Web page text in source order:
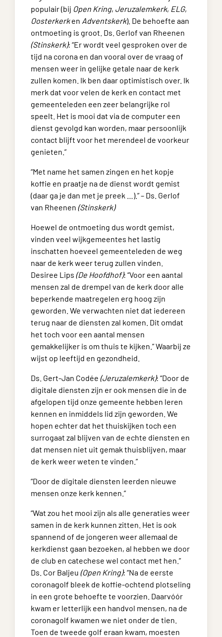
populair (bij Open Kring, Jeruzalemkerk, ELG,
Oosterkerken Adventskerk). De behoefte aan
ontmoeting is groot. Ds. Gerlof van Rheenen
(Stinskerk): “Er wordt veel gesproken over de
tijd na corona en dan vooral over de vraag of
mensen weer in gelijke getale naar de kerk
zullen komen. Ik ben daar optimistisch over. Ik
merk dat voor velen de kerk en contact met
gemeenteleden een zeer belangrijke rol
speelt. Het is mooi dat via de computer een
dienst gevolgd kan worden, maar persoonlijk
contact blijft voor het merendeel de voorkeur
genieten.”
“Met name het samen zingen en het kopje
koffie en praatje na de dienst wordt gemist
(daar ga je dan met je preek …).” – Ds. Gerlof
van Rheenen (Stinskerk)
Hoewel de ontmoeting dus wordt gemist,
vinden veel wijkgemeentes het lastig
inschatten hoeveel gemeenteleden de weg
naar de kerk weer terug zullen vinden.
Desiree Lips (De Hoofdhof): “Voor een aantal
mensen zal de drempel van de kerk door alle
beperkende maatregelen erg hoog zijn
geworden. We verwachten niet dat iedereen
terug naar de diensten zal komen. Dit omdat
het toch voor een aantal mensen
gemakkelijker is om thuis te kijken.” Waarbij ze
wijst op leeftijd en gezondheid.
Ds. Gert-Jan Codée (Jeruzalemkerk): “Door de
digitale diensten zijn er ook mensen die in de
afgelopen tijd onze gemeente hebben leren
kennen en inmiddels lid zijn geworden. We
hopen echter dat het thuiskijken toch een
surrogaat zal blijven van de echte diensten en
dat mensen niet uit gemak thuisblijven, maar
de kerk weer weten te vinden.”
“Door de digitale diensten leerden nieuwe
mensen onze kerk kennen.”
“Wat zou het mooi zijn als alle generaties weer
samen in de kerk kunnen zitten. Het is ook
spannend of de jongeren weer allemaal de
kerkdienst gaan bezoeken, al hebben we door
de club en catechese wel contact met hen.”
Ds. Cor Baljeu (Open Kring): “Na de eerste
coronagolf bleek de koffie-ochtend plotseling
in een grote behoefte te voorzien. Daarvóór
kwam er letterlijk een handvol mensen, na de
coronagolf kwamen we niet onder de tien.
Toen de tweede golf eraan kwam, moesten